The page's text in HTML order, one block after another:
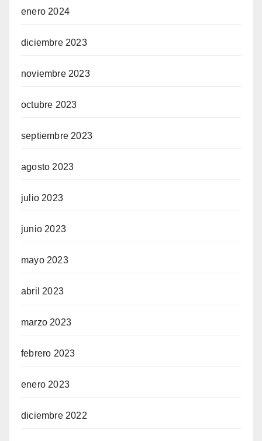
enero 2024
diciembre 2023
noviembre 2023
octubre 2023
septiembre 2023
agosto 2023
julio 2023
junio 2023
mayo 2023
abril 2023
marzo 2023
febrero 2023
enero 2023
diciembre 2022